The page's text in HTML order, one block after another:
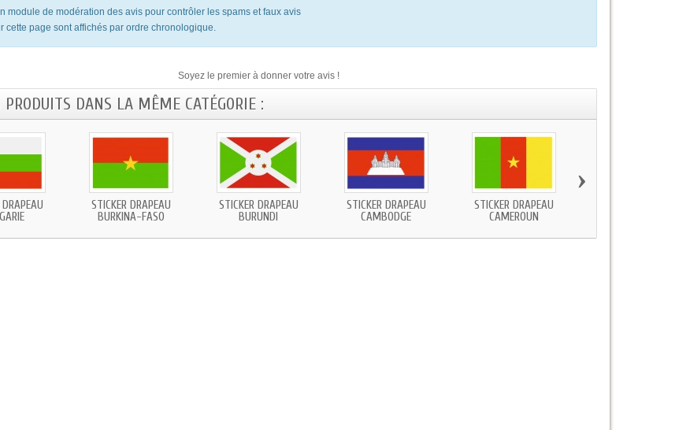
module de modération des avis pour contrôler les spams et faux avis
cette page sont affichés par ordre chronologique.
Soyez le premier à donner votre avis !
DANS LA MÊME CATÉGORIE :
STICKER DRAPEAU
BURKINA-FASO
STICKER DRAPEAU
BURUNDI
STICKER DRAPEAU
CAMBODGE
STICKER DRAPEAU
CAMEROUN
›